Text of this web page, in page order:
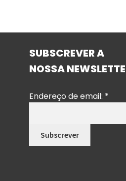
SUBSCREVER A
NOSSA
Endereço de email: *